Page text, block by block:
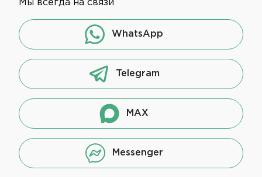
Мы всегда на связи
WhatsApp
Telegram
MAX
Messenger